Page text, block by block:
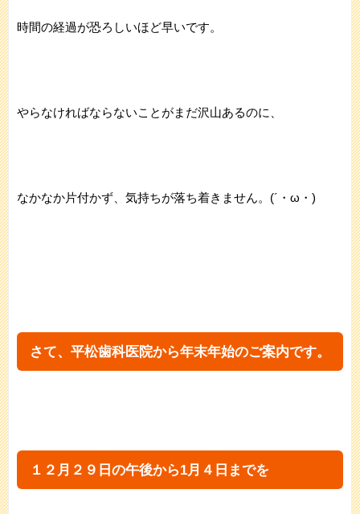
時間の経過が恐ろしいほど早いです。
やらなければならないことがまだ沢山あるのに、
なかなか片付かず、気持ちが落ち着きません。(´・ω・)
さて、平松歯科医院から年末年始のご案内です。
１２月２９日の午後から1月４日までを